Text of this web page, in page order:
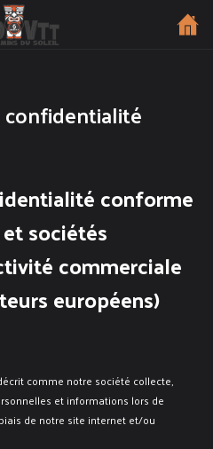
conforme
sociétés
commerciale
européens)
comme notre société collecte,
et informations lors de
de notre site internet et/ou